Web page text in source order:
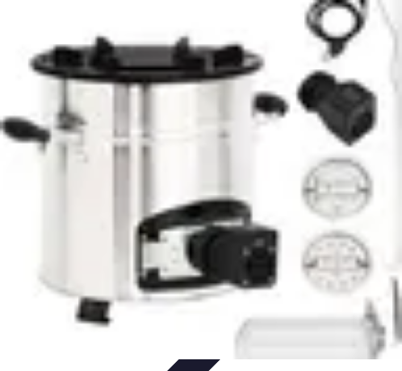
Astuces et Conseils Guide d'achat
Ustensiles
IndispensablesCouteaux & Coupe
Cuisine Ustensiles